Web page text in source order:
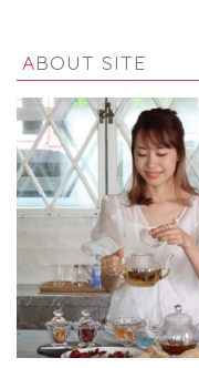
ABOUT SITE